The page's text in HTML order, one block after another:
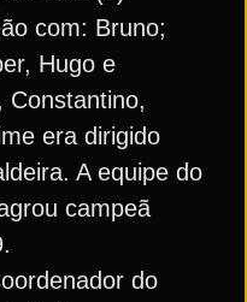
com: Bruno;
Hugo e
Constantino,
era dirigido
A equipe do
campeã
do